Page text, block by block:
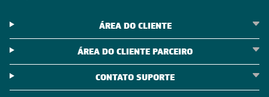
ÁREA DO CLIENTE
ÁREA DO CLIENTE PARCEIRO
CONTATO SUPORTE